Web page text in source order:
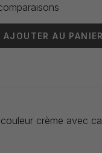
AJOUTER AU PANIER
crème avec